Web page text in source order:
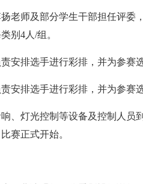
老师及部分学生干部担任评委
别4人/组。
安排选手进行彩排，并为参赛
安排选手进行彩排，并为参赛
、灯光控制等设备及控制人员
赛正式开始。